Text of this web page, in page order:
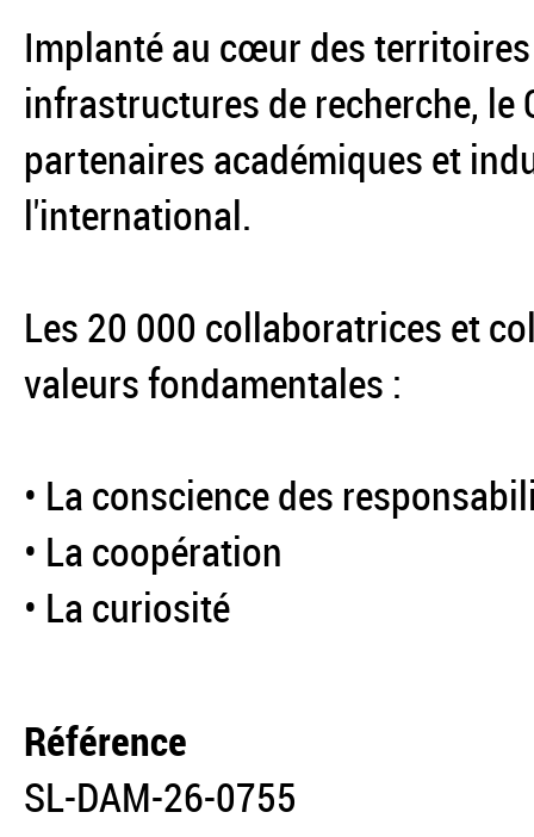
Implanté au cœur des
infrastructures de recherche, le
partenaires académiques et
l'international.
Les 20 000 collaboratrices et
valeurs fondamentales :
• La conscience des
• La coopération
• La curiosité
Référence
SL-DAM-26-0755